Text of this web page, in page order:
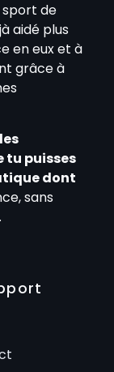
sport de
aidé plus
en eux et à
grâce à
tu puisses
dont
sans